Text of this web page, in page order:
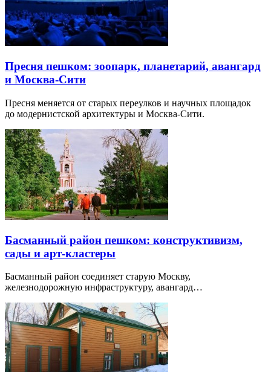
Пресня пешком: зоопарк, планетарий, авангард
и Москва-Сити
Пресня меняется от старых переулков и научных площадок
до модернистской архитектуры и Москва-Сити.
Басманный район пешком: конструктивизм,
сады и арт-кластеры
Басманный район соединяет старую Москву,
железнодорожную инфраструктуру, авангард…